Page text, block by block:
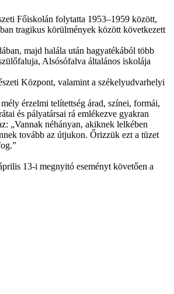
Főiskolán folytatta 1953–1959 között,
tragikus körülmények között következett
majd halála után hagyatékából több
Alsósófalva általános iskolája
Központ, valamint a székelyudvarhelyi
érzelmi telítettség árad, színei, formái,
és pályatársai rá emlékezve gyakran
„Vannak néhányan, akiknek lelkében
tovább az útjukon. Őrizzük ezt a tüzet
13-i megnyitó eseményt követően a